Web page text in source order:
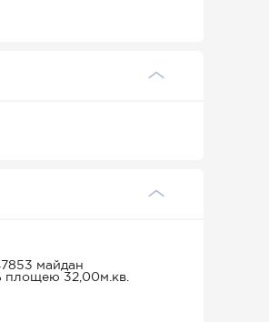
майдан
площею 32,00м.кв.